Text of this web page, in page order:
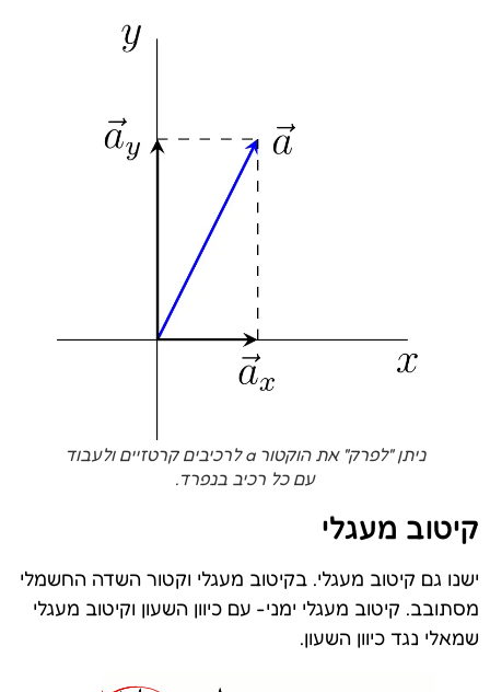
ניתן "לפרק" את הוקטור a לרכיבים קרטזיים ולעבוד
עם כל רכיב בנפרד.
קיטוב מעגלי
ישנו גם קיטוב מעגלי. בקיטוב מעגלי וקטור השדה החשמלי
מסתובב. קיטוב מעגלי ימני- עם כיוון השעון וקיטוב מעגלי
שמאלי נגד כיוון השעון.